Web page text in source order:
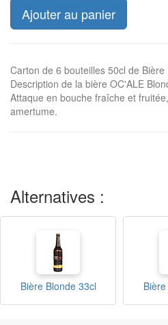
Ajouter au panier
Carton de 6 bouteilles 50cl de Bière
Description de la bière OC'ALE
Attaque en bouche fraîche et
amertume.
Alternatives :
Bière Blonde 33cl